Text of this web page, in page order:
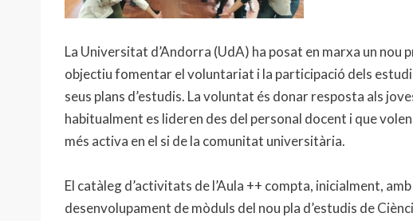
La Universitat d’Andorra (UdA) ha posat en marxa un nou
objectiu fomentar el voluntariat i la participació dels
seus plans d’estudis. La voluntat és donar resposta als
habitualment es lideren des del personal docent i que
més activa en el si de la comunitat universitària.
El catàleg d’activitats de l’Aula ++ compta, inicialment,
desenvolupament de mòduls del nou pla d’estudis de